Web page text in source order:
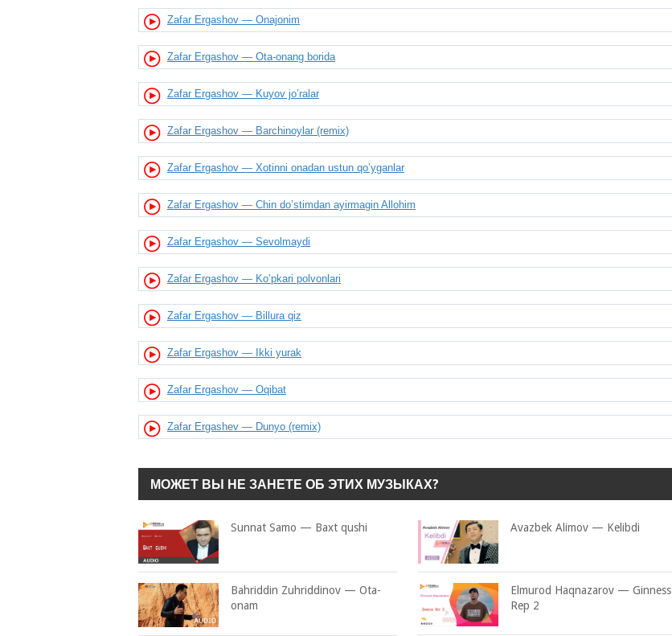
Zafar Ergashov — Onajonim
Zafar Ergashov — Ota-onang borida
Zafar Ergashov — Kuyov jo’ralar
Zafar Ergashov — Barchinoylar (remix)
Zafar Ergashov — Xotinni onadan ustun qo’yganlar
Zafar Ergashov — Chin do’stimdan ayirmagin Allohim
Zafar Ergashov — Sevolmaydi
Zafar Ergashov — Ko’pkari polvonlari
Zafar Ergashov — Billura qiz
Zafar Ergashov — Ikki yurak
Zafar Ergashov — Oqibat
Zafar Ergashev — Dunyo (remix)
МОЖЕТ ВЫ НЕ ЗАНЕТЕ ОБ ЭТИХ МУЗЫКАХ?
Sunnat Samo — Baxt qushi Avazbek Alimov — Kelibdi
Bahriddin Zuhriddinov — Ota-
onam
Elmurod Haqnazarov — Ginness
Rep 2